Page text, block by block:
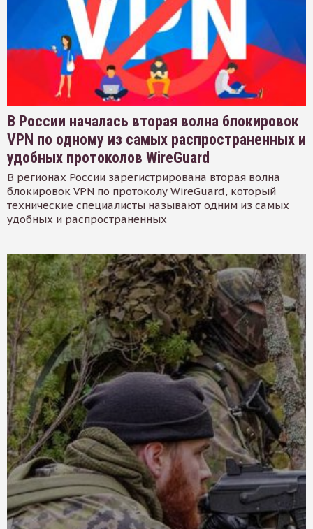
В России началась вторая волна блокировок
VPN по одному из самых распространенных и
удобных протоколов WireGuard
В регионах России зарегистрирована вторая волна
блокировок VPN по протоколу WireGuard, который
технические специалисты называют одним из самых
удобных и распространенных